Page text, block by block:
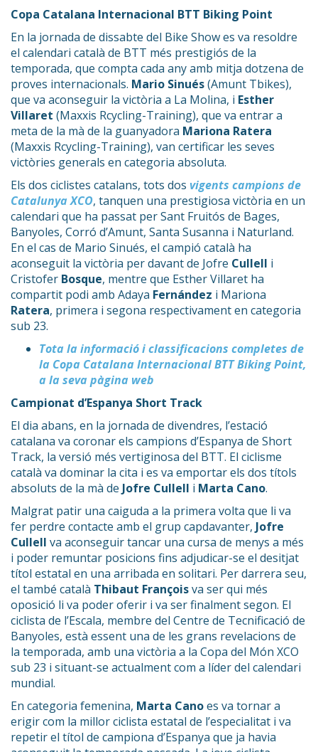
Copa Catalana Internacional BTT Biking Point
En la jornada de dissabte del Bike Show es va resoldre
el calendari català de BTT més prestigiós de la
temporada, que compta cada any amb mitja dotzena de
proves internacionals. Mario Sinués(Amunt Tbikes),
que va aconseguir la victòria a La Molina, i Esther
Villaret (Maxxis Rcycling-Training), que va entrar a
meta de la mà de la guanyadora Mariona Ratera
(Maxxis Rcycling-Training), van certificar les seves
victòries generals en categoria absoluta.
Els dos ciclistes catalans, tots dos vigents campions de
Catalunya XCO, tanquen una prestigiosa victòria en un
calendari que ha passat per Sant Fruitós de Bages,
Banyoles, Corró d’Amunt, Santa Susanna i Naturland.
En el cas de Mario Sinués, el campió català ha
aconseguit la victòria per davant de Jofre Cullell i
Cristofer Bosque, mentre que Esther Villaret ha
compartit podi amb Adaya Fernández i Mariona
Ratera, primera i segona respectivament en categoria
sub 23.
Tota la informació i classificacions completes de
la Copa Catalana Internacional BTT Biking Point,
a la seva pàgina web
Campionat d’Espanya Short Track
El dia abans, en la jornada de divendres, l’estació
catalana va coronar els campions d’Espanya de Short
Track, la versió més vertiginosa del BTT. El ciclisme
català va dominar la cita i es va emportar els dos títols
absoluts de la mà de Jofre Cullell i Marta Cano.
Malgrat patir una caiguda a la primera volta que li va
fer perdre contacte amb el grup capdavanter, Jofre
Cullell va aconseguir tancar una cursa de menys a més
i poder remuntar posicions fins adjudicar-se el desitjat
títol estatal en una arribada en solitari. Per darrera seu,
el també català Thibaut Françoisva ser qui més
oposició li va poder oferir i va ser finalment segon. El
ciclista de l’Escala, membre del Centre de Tecnificació de
Banyoles, està essent una de les grans revelacions de
la temporada, amb una victòria a la Copa del Món XCO
sub 23 i situant-se actualment com a líder del calendari
mundial.
En categoria femenina, Marta Canoes va tornar a
erigir com la millor ciclista estatal de l’especialitat i va
repetir el títol de campiona d’Espanya que ja havia